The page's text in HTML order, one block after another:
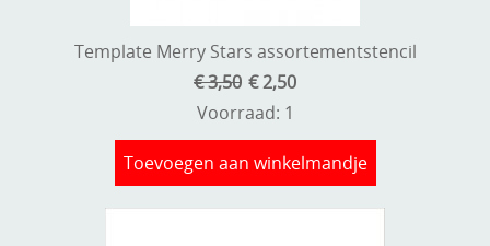
Template Merry Stars assortementstencil
€ 3,50 € 2,50
Voorraad: 1
Toevoegen aan winkelmandje